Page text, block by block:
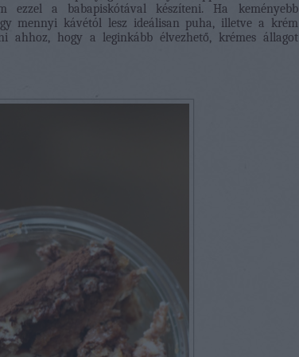
ezzel a babapiskótával készíteni. Ha keményebb
mennyi kávétól lesz ideálisan puha, illetve a krém
ahhoz, hogy a leginkább élvezhető, krémes állagot